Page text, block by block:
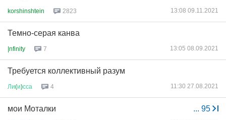
korshinshtein 2823 13:08 09.11.2021
Темно-серая канва
|nfinity 7 13:05 08.09.2021
Требуется коллективный разум
Ли(и)сса 4 11:30 27.08.2021
... 95
мои Моталки